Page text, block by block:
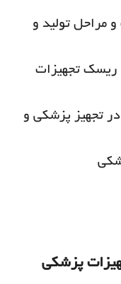
مراحل تولید و
ریسک تجهیزات
در تجهیز پزشکی و
پزشکی